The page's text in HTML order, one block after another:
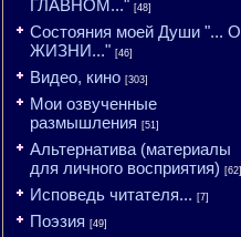
ГЛАВНОМ..." [48]
Состояния моей Души "... О
ЖИЗНИ..." [46]
Видео, кино [303]
Мои озвученные
размышления [51]
Альтернатива (материалы
для личного восприятия) [62]
Исповедь читателя... [7]
Поэзия [49]